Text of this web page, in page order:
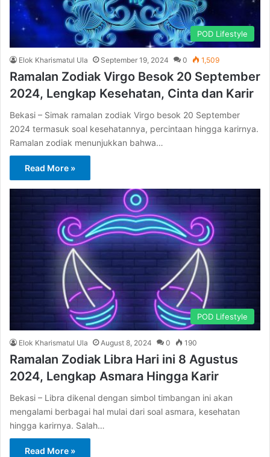
POD Lifestyle
Elok Kharismatul Ula September 19, 2024 0 1,509
Ramalan Zodiak Virgo Besok 20 September
2024, Lengkap Kesehatan, Cinta dan Karir
Bekasi – Simak ramalan zodiak Virgo besok 20 September
2024 termasuk soal kesehatannya, percintaan hingga karirnya.
Ramalan zodiak menunjukkan bahwa…
Read More »
POD Lifestyle
Elok Kharismatul Ula August 8, 2024 0 190
Ramalan Zodiak Libra Hari ini 8 Agustus
2024, Lengkap Asmara Hingga Karir
Bekasi – Libra dikenal dengan simbol timbangan ini akan
mengalami berbagai hal mulai dari soal asmara, kesehatan
hingga karirnya. Salah…
Read More »